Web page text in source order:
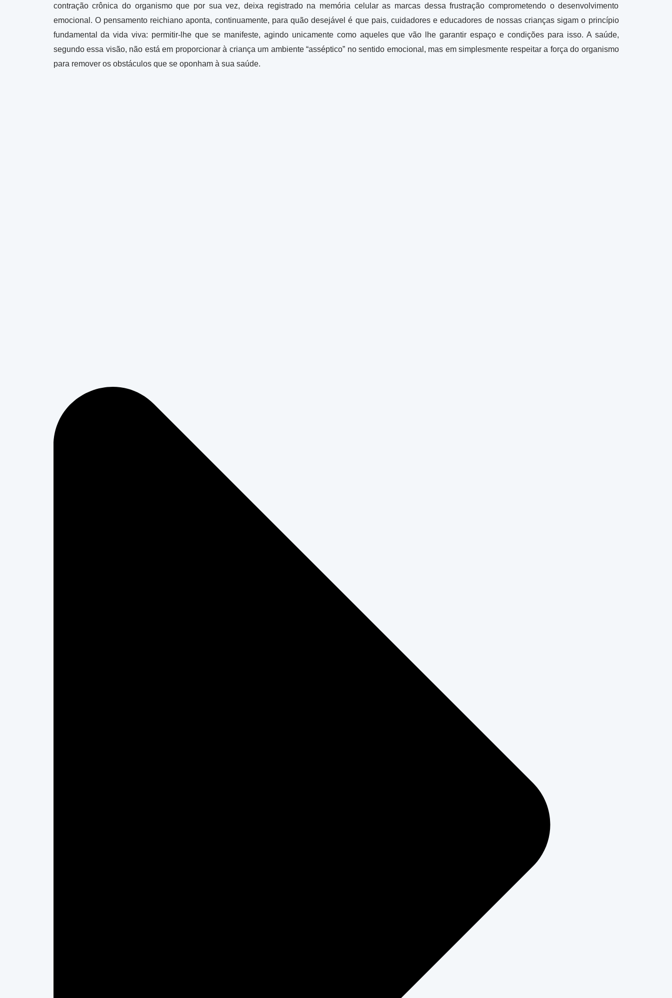
contração crônica do organismo que por sua vez, deixa registrado na memória celular as marcas dessa frustração comprometendo o desenvolvimento
emocional. O pensamento reichiano aponta, continuamente, para quão desejável é que pais, cuidadores e educadores de nossas crianças sigam o princípio
fundamental da vida viva: permitir-lhe que se manifeste, agindo unicamente como aqueles que vão lhe garantir espaço e condições para isso. A saúde,
segundo essa visão, não está em proporcionar à criança um ambiente “asséptico” no sentido emocional, mas em simplesmente respeitar a força do organismo
para remover os obstáculos que se oponham à sua saúde.